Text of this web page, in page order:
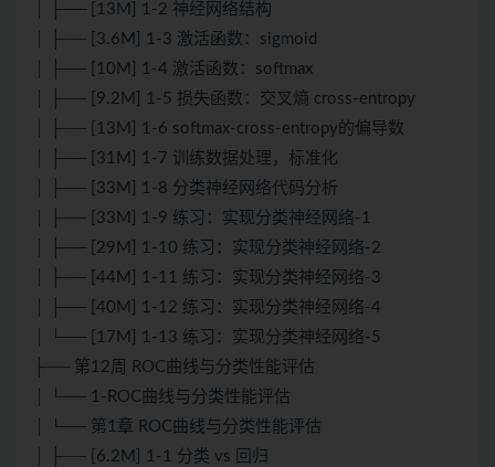
│ ├── [13M] 1-2 神经网络结构
│ ├── [3.6M] 1-3 激活函数：sigmoid
│ ├── [10M] 1-4 激活函数：softmax
│ ├── [9.2M] 1-5 损失函数：交叉熵 cross-entropy
│ ├── [13M] 1-6 softmax-cross-entropy的偏导数
│ ├── [31M] 1-7 训练数据处理，标准化
│ ├── [33M] 1-8 分类神经网络代码分析
│ ├── [33M] 1-9 练习：实现分类神经网络-1
│ ├── [29M] 1-10 练习：实现分类神经网络-2
│ ├── [44M] 1-11 练习：实现分类神经网络-3
│ ├── [40M] 1-12 练习：实现分类神经网络-4
│ └── [17M] 1-13 练习：实现分类神经网络-5
├── 第12周 ROC曲线与分类性能评估
│ └── 1-ROC曲线与分类性能评估
│ └── 第1章 ROC曲线与分类性能评估
│ ├── [6.2M] 1-1 分类 vs 回归